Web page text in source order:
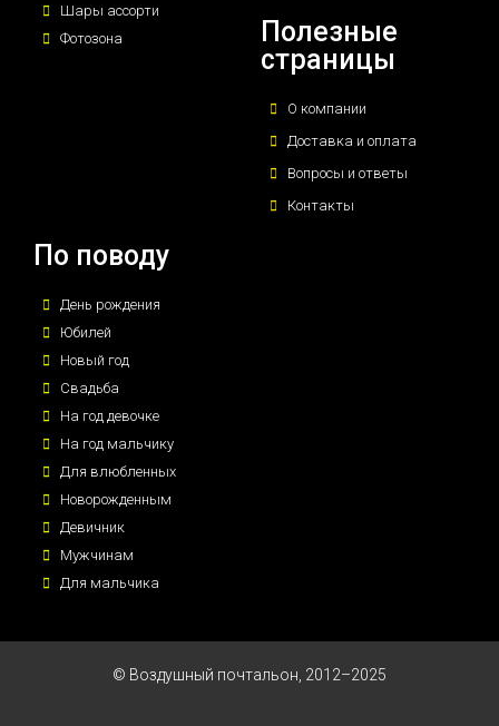
Шары ассорти
Фотозона
Полезные
страницы
О компании
Доставка и оплата
Вопросы и ответы
Контакты
По поводу
День рождения
Юбилей
Новый год
Свадьба
На год девочке
На год мальчику
Для влюбленных
Новорожденным
Девичник
Мужчинам
Для мальчика
© Воздушный почтальон, 2012–2025